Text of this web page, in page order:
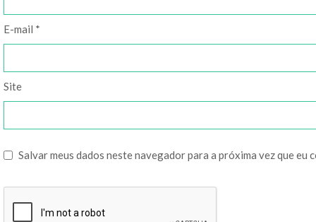
E-mail *
Site
Salvar meus dados neste navegador para a próxima vez que eu